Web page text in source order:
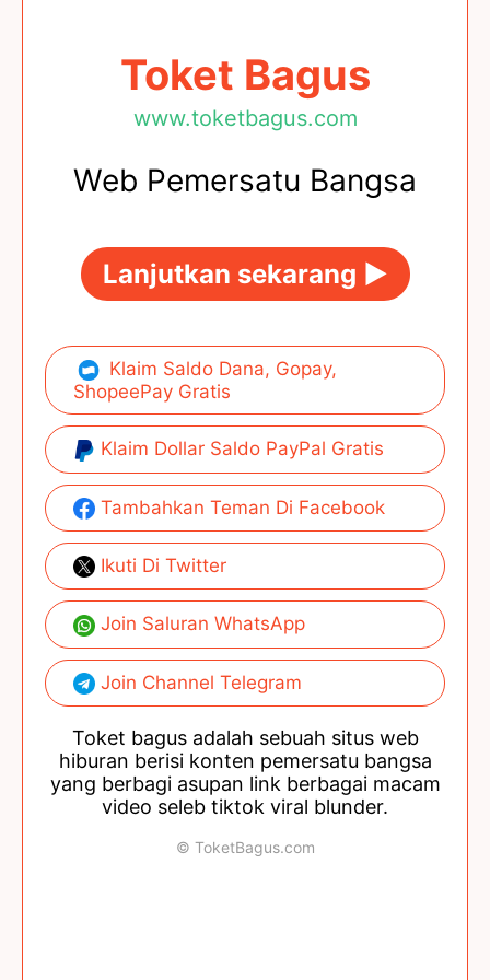
Toket Bagus
www.toketbagus.com
Web Pemersatu Bangsa
Lanjutkan sekarang ►
Klaim Saldo Dana, Gopay,
ShopeePay Gratis
Klaim Dollar Saldo PayPal Gratis
Tambahkan Teman Di Facebook
Ikuti Di Twitter
Join Saluran WhatsApp
Join Channel Telegram
Toket bagus adalah sebuah situs web
hiburan berisi konten pemersatu bangsa
yang berbagi asupan link berbagai macam
video seleb tiktok viral blunder.
© ToketBagus.com